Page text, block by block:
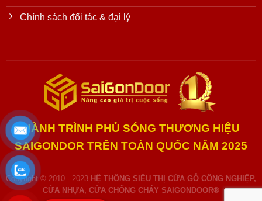
Chính sách đối tác & đại lý
HÀNH TRÌNH PHỦ SÓNG THƯƠNG HIỆU
SAIGONDOR TRÊN TOÀN QUỐC NĂM 2025
Copyright © 2010 - 2023 HỆ THỐNG SIÊU THỊ CỬA GỖ CÔNG NGHIỆP,
CỬA NHỰA, CỬA CHỐNG CHÁY SAIGONDOOR®